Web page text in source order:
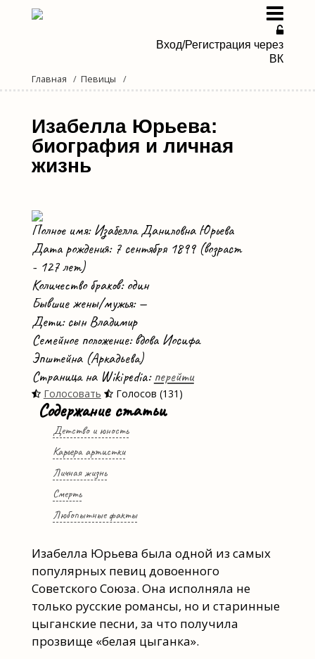
Вход/Регистрация через
ВК
Певицы
Певцы
Дуэты и группы
Мы в Дзене
Главная Певицы
Изабелла Юрьева:
биография и личная
жизнь
Полное имя: Изабелла Даниловна Юрьева
Дата рождения: 7 сентября 1899 (возраст
- 127 лет)
Количество браков: один
Бывшие жены/мужья: —
Дети: сын Владимир
Семейное положение: вдова Иосифа
Эпштейна (Аркадьева)
Страница на Wikipedia: перейти
Голосовать Голосов (131)
Содержание статьи
Детство и юность
Карьера артистки
Личная жизнь
Смерть
Любопытные факты
Изабелла Юрьева была одной из самых
популярных певиц довоенного
Советского Союза. Она исполняла не
только русские романсы, но и старинные
цыганские песни, за что получила
прозвище «белая цыганка».